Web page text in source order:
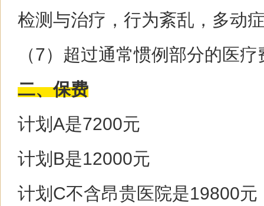
检测与治疗，行为紊乱，多动
（7）超过通常惯例部分的医疗
二、保费
计划A是7200元
计划B是12000元
计划C不含昂贵医院是19800